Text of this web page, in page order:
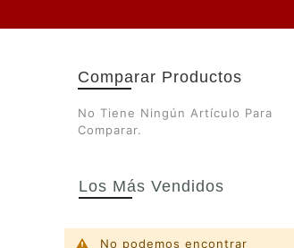
Comparar Productos
No Tiene Ningún Artículo Para
Comparar.
Los Más Vendidos
No podemos encontrar